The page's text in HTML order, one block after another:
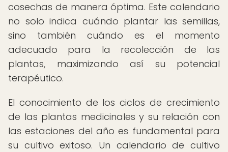
cosechas de manera óptima. Este calendario
no solo indica cuándo plantar las semillas,
sino también cuándo es el momento
adecuado para la recolección de las
plantas, maximizando así su potencial
terapéutico.
El conocimiento de los ciclos de crecimiento
de las plantas medicinales y su relación con
las estaciones del año es fundamental para
su cultivo exitoso. Un calendario de cultivo